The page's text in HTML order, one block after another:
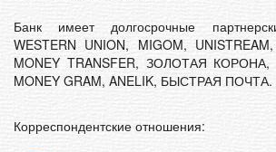
Банк имеет долгосрочные
WESTERN UNION, MIGOM,
MONEY TRANSFER, ЗОЛОТАЯ КОРОНА,
MONEY GRAM, ANELIK, БЫСТРАЯ ПОЧТА.
Корреспондентские отношения: